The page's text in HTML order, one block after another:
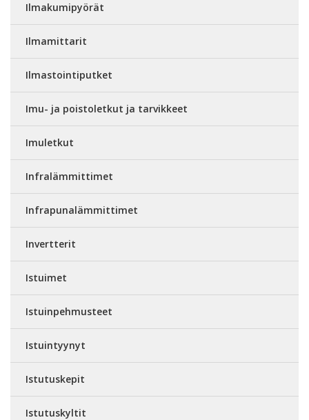
Ilmakumipyörät
Ilmamittarit
Ilmastointiputket
Imu- ja poistoletkut ja tarvikkeet
Imuletkut
Infralämmittimet
Infrapunalämmittimet
Invertterit
Istuimet
Istuinpehmusteet
Istuintyynyt
Istutuskepit
Istutuskyltit